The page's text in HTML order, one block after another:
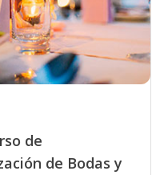
de
de Bodas y